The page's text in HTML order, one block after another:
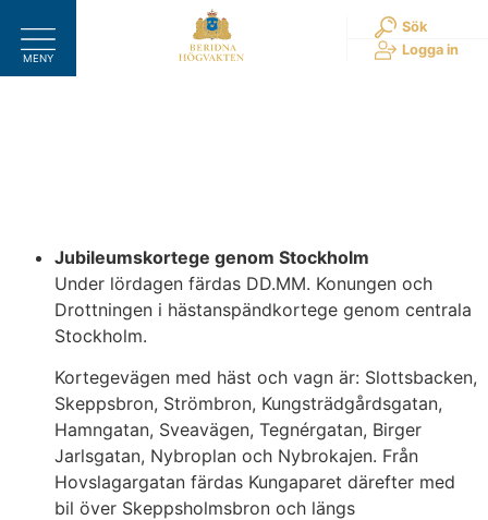
innehåll
MENY
Sök
Logga in
Jubileumskortege genom Stockholm
Under lördagen färdas DD.MM. Konungen och
Drottningen i hästanspändkortege genom centrala
Stockholm.
Kortegevägen med häst och vagn är: Slottsbacken,
Skeppsbron, Strömbron, Kungsträdgårdsgatan,
Hamngatan, Sveavägen, Tegnérgatan, Birger
Jarlsgatan, Nybroplan och Nybrokajen. Från
Hovslagargatan färdas Kungaparet därefter med
bil över Skeppsholmsbron och längs